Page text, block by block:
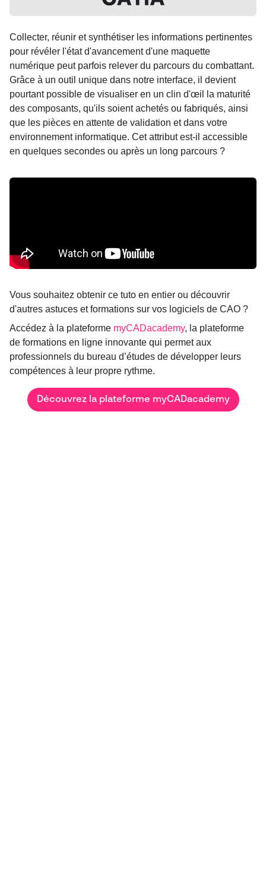
Collecter, réunir et synthétiser les informations pertinentes
pour révéler l'état d'avancement d'une maquette
numérique peut parfois relever du parcours du combattant.
Grâce à un outil unique dans notre interface, il devient
pourtant possible de visualiser en un clin d'œil la maturité
des composants, qu'ils soient achetés ou fabriqués, ainsi
que les pièces en attente de validation et dans votre
environnement informatique. Cet attribut est-il accessible
en quelques secondes ou après un long parcours ?
Vous souhaitez obtenir ce tuto en entier ou découvrir
d'autres astuces et formations sur vos logiciels de CAO ?
Accédez à la plateforme myCADacademy, la plateforme
de formations en ligne innovante qui permet aux
professionnels du bureau d’études de développer leurs
compétences à leur propre rythme.
Découvrez la plateforme myCADacademy